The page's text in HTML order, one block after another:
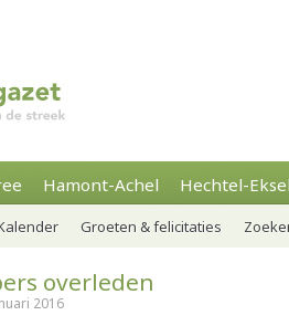
Hamont-Achel Hechtel-
Groeten & felicitaties
overleden
2016